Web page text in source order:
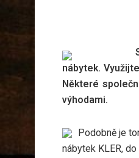
nábytek.
Některé
výhodami.
Podobně je
nábytek KLER,